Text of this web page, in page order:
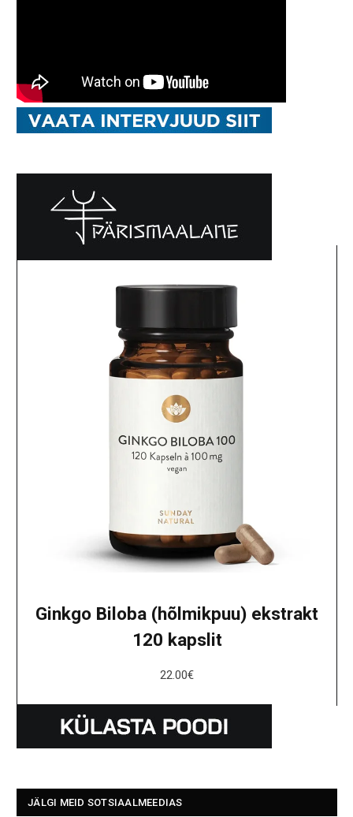
Ginkgo Biloba (hõlmikpuu) ekstrakt
120 kapslit
22.00€
JÄLGI MEID SOTSIAALMEEDIAS